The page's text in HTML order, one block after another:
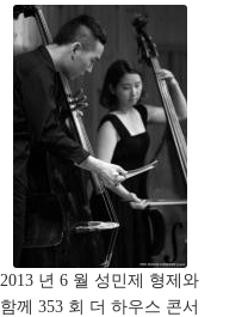
2013 년 6 월 성민제 형제와
함께 353 회 더 하우스 콘서